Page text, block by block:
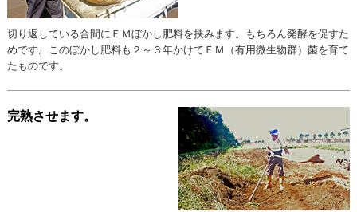
切り返している合間にＥＭぼかし肥料を挟みます。もちろん発酵を促すた
めです。このぼかし肥料も２～３年かけてＥＭ（有用微生物群）菌を育て
たものです。
完熟させます。